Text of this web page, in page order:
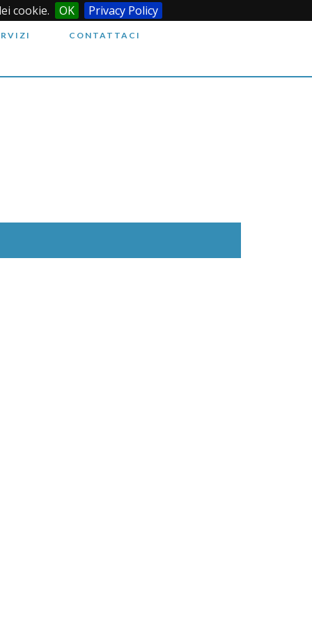
cookie. OK Privacy Policy
CONTATTACI